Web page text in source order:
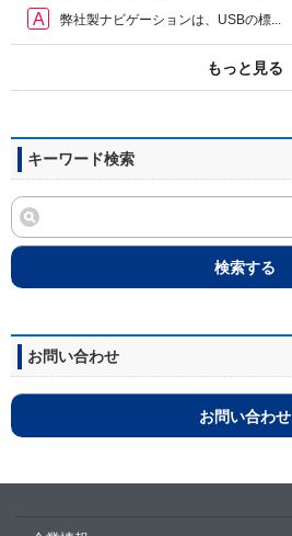
弊社製ナビゲーションは、USBの標...
もっと見る
キーワード検索
検索する
お問い合わせ
お問い合わせ